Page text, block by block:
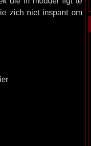
zich niet inspant om